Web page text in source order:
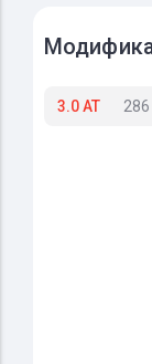
3.0 AT 286